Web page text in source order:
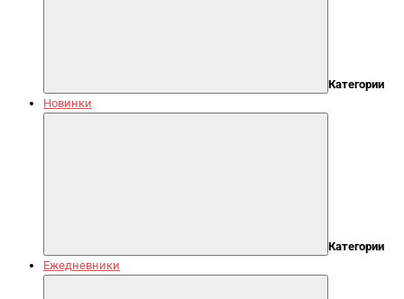
Категории
Новинки
Категории
Ежедневники